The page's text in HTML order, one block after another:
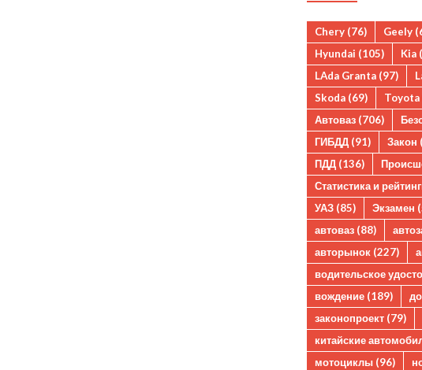
Chery (76) Geely
Hyundai (105) Kia
LAda Granta (97)
Skoda (69) Toyota
Автоваз (706)
ГИБДД (91) Закон
ПДД (136)
Статистика и
УАЗ (85) Экзамен
автоваз (88)
авторынок (227)
водительское
вождение (189)
законопроект (79)
китайские
мотоциклы (96)